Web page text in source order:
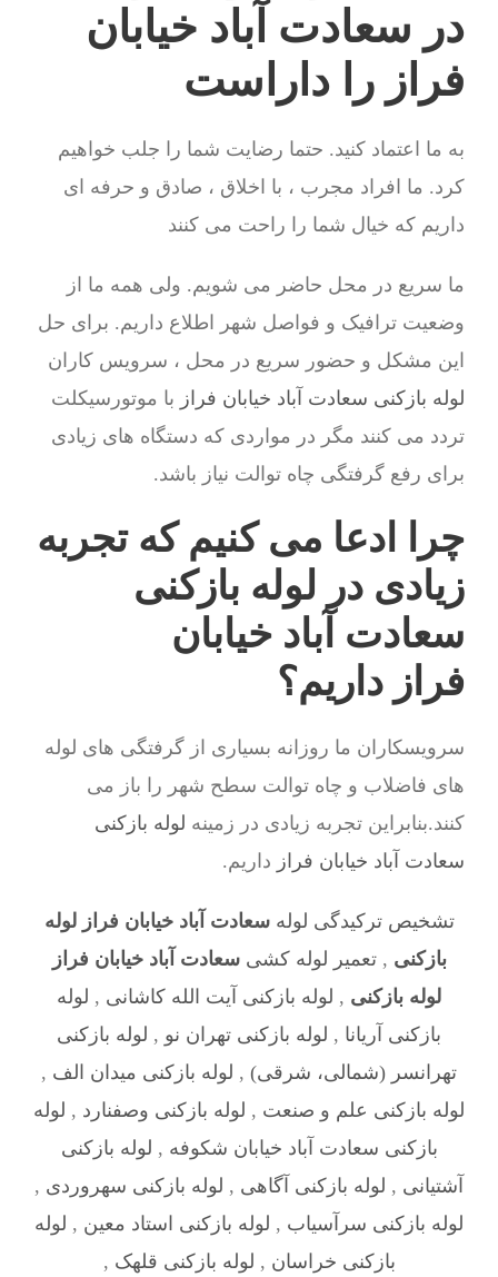
در سعادت آباد خیابان
فراز را داراست
به ما اعتماد کنید. حتما رضایت شما را جلب خواهیم
کرد. ما افراد مجرب ، با اخلاق ، صادق و حرفه ای
داریم که خیال شما را راحت می کنند
ما سریع در محل حاضر می شویم. ولی همه ما از
وضعیت ترافیک و فواصل شهر اطلاع داریم. برای حل
این مشکل و حضور سریع در محل ، سرویس کاران
لوله بازکنی سعادت آباد خیابان فراز با موتورسیکلت
تردد می کنند مگر در مواردی که دستگاه های زیادی
برای رفع گرفتگی چاه توالت نیاز باشد.
چرا ادعا می کنیم که تجربه
زیادی در لوله بازکنی
سعادت آباد خیابان
فراز داریم؟
سرویسکاران ما روزانه بسیاری از گرفتگی های لوله
های فاضلاب و چاه توالت سطح شهر را باز می
کنند.بنابراین تجربه زیادی در زمینه لوله بازکنی
سعادت آباد خیابان فراز داریم.
تشخیص ترکیدگی لولهسعادت آباد خیابان فراز لوله
بازکنی ,تعمیر لوله کشیسعادت آباد خیابان فراز
لوله بازکنی , لوله بازکنی آيت الله كاشانی , لوله
بازکنی آریانا , لوله بازکنی تهران نو , لوله بازکنی
تهرانسر (شمالی، شرقی) , لوله بازکنی میدان الف ,
لوله بازکنی علم و صنعت , لوله بازکنی وصفنارد , لوله
بازکنی سعادت آباد خیابان شکوفه , لوله بازکنی
آشتیانی , لوله بازکنی آگاهی , لوله بازکنی سهروردی ,
لوله بازکنی سرآسیاب , لوله بازکنی استاد معین , لوله
بازکنی خراسان , لوله بازکنی قلهک ,